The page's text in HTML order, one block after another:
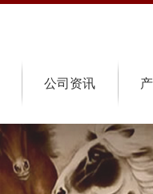
公司资讯